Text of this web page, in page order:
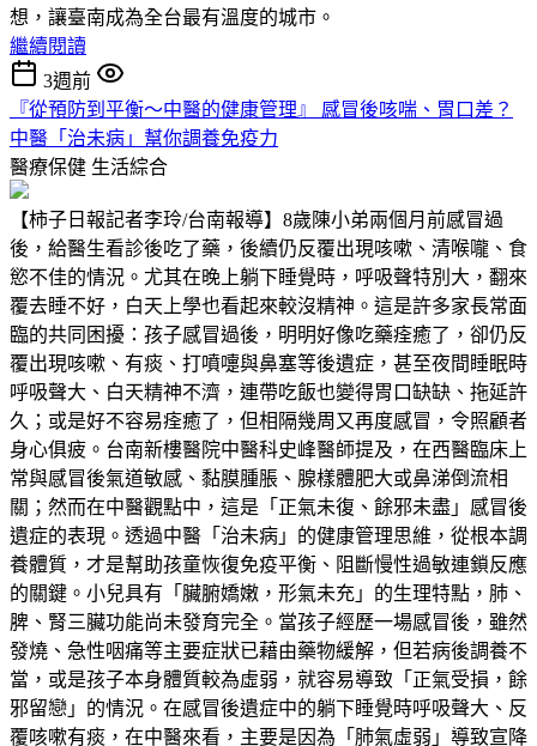
想，讓臺南成為全台最有溫度的城市。
繼續閱讀
3週前
『從預防到平衡～中醫的健康管理』 感冒後咳喘、胃口差？
中醫「治未病」幫你調養免疫力
醫療保健 生活綜合
【柿子日報記者李玲/台南報導】8歲陳小弟兩個月前感冒過
後，給醫生看診後吃了藥，後續仍反覆出現咳嗽、清喉嚨、食
慾不佳的情況。尤其在晚上躺下睡覺時，呼吸聲特別大，翻來
覆去睡不好，白天上學也看起來較沒精神。這是許多家長常面
臨的共同困擾：孩子感冒過後，明明好像吃藥痊癒了，卻仍反
覆出現咳嗽、有痰、打噴嚏與鼻塞等後遺症，甚至夜間睡眠時
呼吸聲大、白天精神不濟，連帶吃飯也變得胃口缺缺、拖延許
久；或是好不容易痊癒了，但相隔幾周又再度感冒，令照顧者
身心俱疲。台南新樓醫院中醫科史峰醫師提及，在西醫臨床上
常與感冒後氣道敏感、黏膜腫脹、腺樣體肥大或鼻涕倒流相
關；然而在中醫觀點中，這是「正氣未復、餘邪未盡」感冒後
遺症的表現。透過中醫「治未病」的健康管理思維，從根本調
養體質，才是幫助孩童恢復免疫平衡、阻斷慢性過敏連鎖反應
的關鍵。小兒具有「臟腑嬌嫩，形氣未充」的生理特點，肺、
脾、腎三臟功能尚未發育完全。當孩子經歷一場感冒後，雖然
發燒、急性咽痛等主要症狀已藉由藥物緩解，但若病後調養不
當，或是孩子本身體質較為虛弱，就容易導致「正氣受損，餘
邪留戀」的情況。在感冒後遺症中的躺下睡覺時呼吸聲大、反
覆咳嗽有痰，在中醫來看，主要是因為「肺氣虛弱」導致宣降